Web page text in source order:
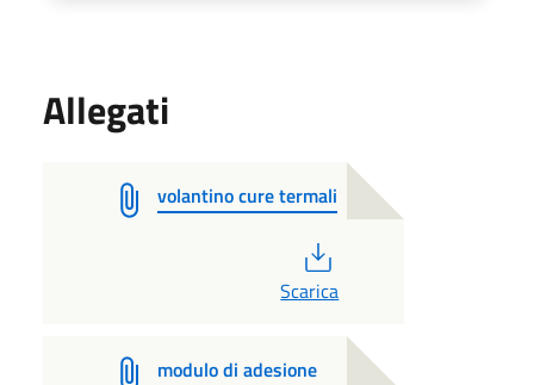
Allegati
volantino cure termali
Scarica
modulo di adesione